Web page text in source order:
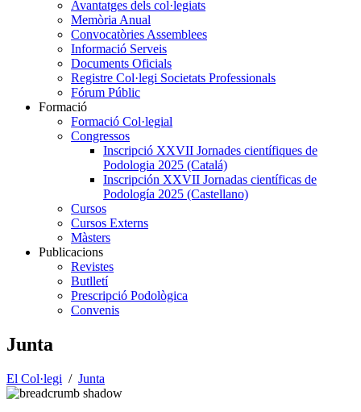
Avantatges dels col·legiats
Memòria Anual
Convocatòries Assemblees
Informació Serveis
Documents Oficials
Registre Col·legi Societats Professionals
Fórum Públic
Formació
Formació Col·legial
Congressos
Inscripció XXVII Jornades científiques de
Podologia 2025 (Catalá)
Inscripción XXVII Jornadas científicas de
Podología 2025 (Castellano)
Cursos
Cursos Externs
Màsters
Publicacions
Revistes
Butlletí
Prescripció Podològica
Convenis
Junta
El Col·legi / Junta